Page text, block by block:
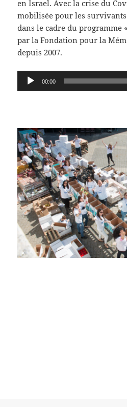
en Israel. Avec la crise du
mobilisée pour les survivants
dans le cadre du programme
par la Fondation pour la
depuis 2007.
Lecteur
audio
00:00